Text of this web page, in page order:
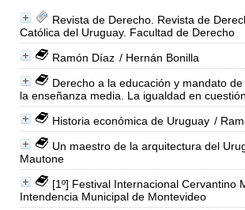
Revista de Derecho. Revista de
Católica del Uruguay. Facultad de Derecho
Ramón Díaz / Hernán Bonilla
Derecho a la educación y mandato
la enseñanza media. La igualdad en cuestión
Historia económica de Uruguay /
Un maestro de la arquitectura del
Mautone
[1º] Festival Internacional Cervantino
Intendencia Municipal de Montevideo